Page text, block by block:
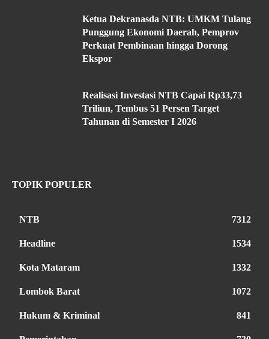
Ketua Dekranasda NTB: UMKM Tulang
Punggung Ekonomi Daerah, Pemprov
Perkuat Pembinaan hingga Dorong
Ekspor
Realisasi Investasi NTB Capai Rp33,73
Triliun, Tembus 51 Persen Target
Tahunan di Semester I 2026
TOPIK POPULER
NTB 7312
Headline 1534
Kota Mataram 1332
Lombok Barat 1072
Hukum & Kriminal 841